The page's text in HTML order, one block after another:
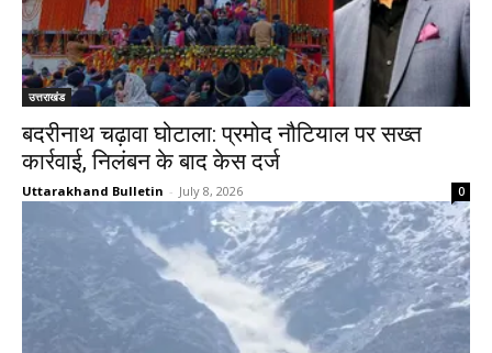
उत्तराखंड
बदरीनाथ चढ़ावा घोटाला: प्रमोद नौटियाल पर सख्त
कार्रवाई, निलंबन के बाद केस दर्ज
Uttarakhand Bulletin - July 8, 2026 0